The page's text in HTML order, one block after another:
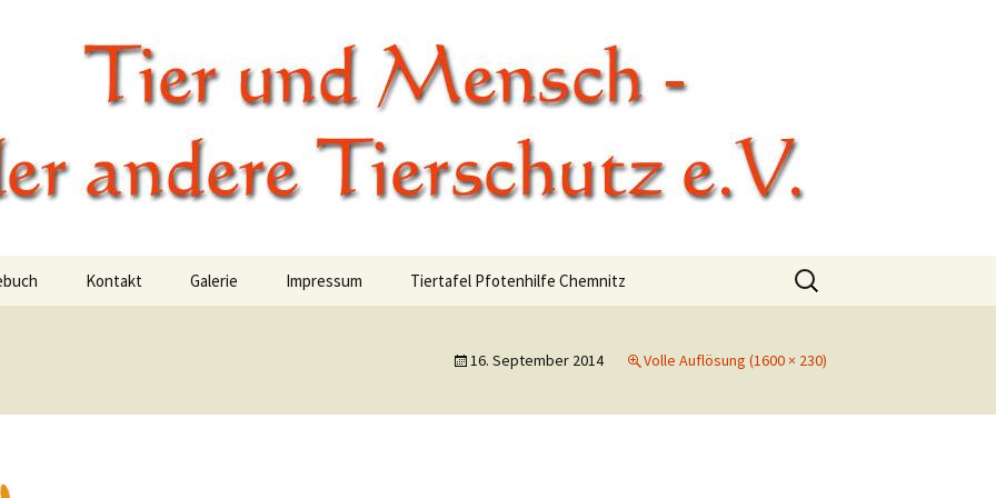
– Der andere Tierschutz
Kontakt Galerie Impressum Tiertafel Pfotenhilfe Chemnitz
Suchen
nach:
16. September 2014 Volle Auflösung (1600 × 230)